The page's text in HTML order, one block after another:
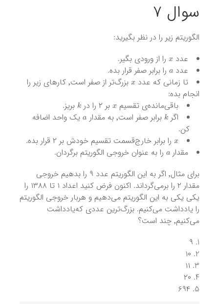
سوال ۷
الگوریتم زیر را در نظر بگیرید:
عدد
را از ورودی بگیر.
عدد a را برابر صفر قرار بده.
تا زمانی که عدد x
بزرگ‌تر از صفر است٬‌ کارهای زیر را
انجام بده:
باقی‌مانده‌ی تقسیم
بر ۲ را در k بریز.
اگر k برابر صفر است٬ به مقدار aیک واحد اضافه
کن.
را برابر خارج‌قسمت تقسیم خودش بر ۲ قرار بده.
مقدار a را به عنوان خروجی الگوریتم برگردان.
برای مثال٬ اگر به این الگوریتم عدد ۹ را بدهیم خروجی
مقدار ۲ را برمی‌گرداند. اکنون فرض کنید اعداد ۱ تا ۱۳۸۸ را
یکی‌ یکی به این الگوریتم می‌دهیم و هربار خروجی الگوریتم
را یادداشت می‌کنیم. بزرگ‌ترین عددی که‌یادداشت
می‌کنیم٬ چند است؟
۹
۱۰
۱۱
۲۰
۶۹۴